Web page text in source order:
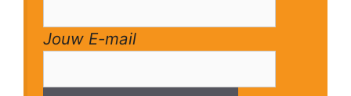
Jouw E-mail